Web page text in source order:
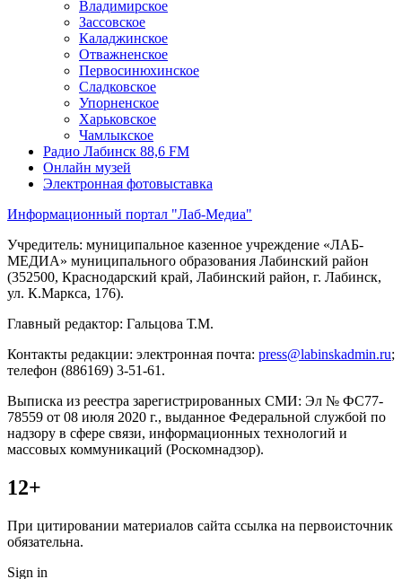
Владимирское
Зассовское
Каладжинское
Отважненское
Первосинюхинское
Сладковское
Упорненское
Харьковское
Чамлыкское
Радио Лабинск 88,6 FM
Онлайн музей
Электронная фотовыставка
Информационный портал "Лаб-Медиа"
Учредитель: муниципальное казенное учреждение «ЛАБ-
МЕДИА» муниципального образования Лабинский район
(352500, Краснодарский край, Лабинский район, г. Лабинск,
ул. К.Маркса, 176).
Главный редактор: Гальцова Т.М.
Контакты редакции: электронная почта: press@labinskadmin.ru;
телефон (886169) 3-51-61.
Выписка из реестра зарегистрированных СМИ: Эл № ФС77-
78559 от 08 июля 2020 г., выданное Федеральной службой по
надзору в сфере связи, информационных технологий и
массовых коммуникаций (Роскомнадзор).
12+
При цитировании материалов сайта ссылка на первоисточник
обязательна.
Sign in